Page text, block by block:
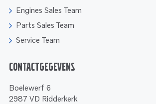
Engines Sales Team
Parts Sales Team
Service Team
Contactgegevens
Boelewerf 6
2987 VD Ridderkerk